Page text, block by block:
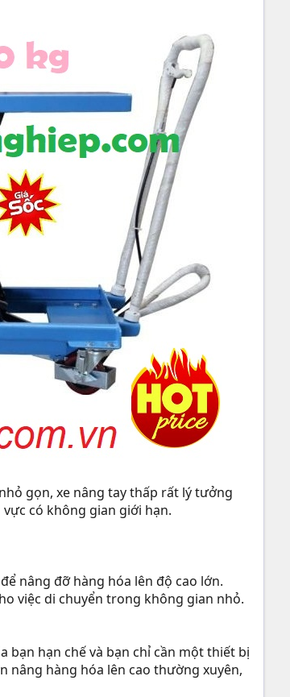
gọn, xe nâng tay thấp rất lý tưởng
có không gian giới hạn.
nâng đỡ hàng hóa lên độ cao lớn.
việc di chuyển trong không gian nhỏ.
bạn hạn chế và bạn chỉ cần một thiết bị
nâng hàng hóa lên cao thường xuyên,